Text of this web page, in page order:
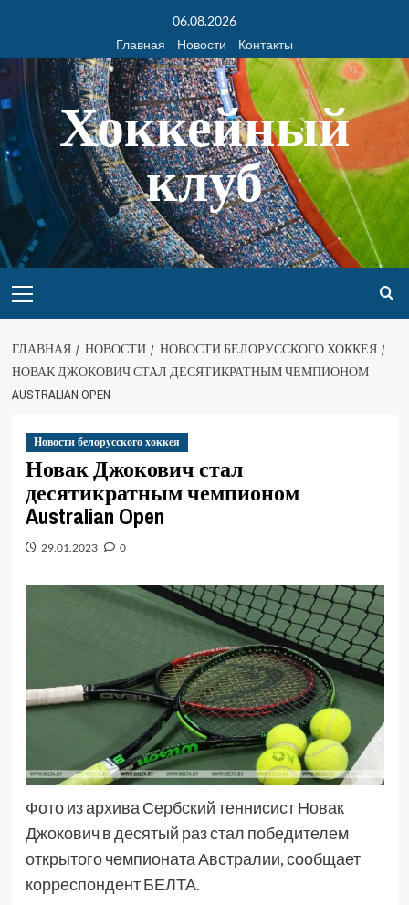
06.08.2026
Главная
Новости Контакты
Хоккейный
клуб
ГЛАВНАЯ НОВОСТИ
НОВОСТИ БЕЛОРУССКОГО ХОККЕЯ
НОВАК ДЖОКОВИЧ СТАЛ ДЕСЯТИКРАТНЫМ ЧЕМПИОНОМ
AUSTRALIAN OPEN
Новости белорусского хоккея
Новак Джокович стал
десятикратным чемпионом
Australian Open
29.01.2023 0
Фото из архива Сербский теннисист Новак
Джокович в десятый раз стал победителем
открытого чемпионата Австралии, сообщает
корреспондент БЕЛТА.